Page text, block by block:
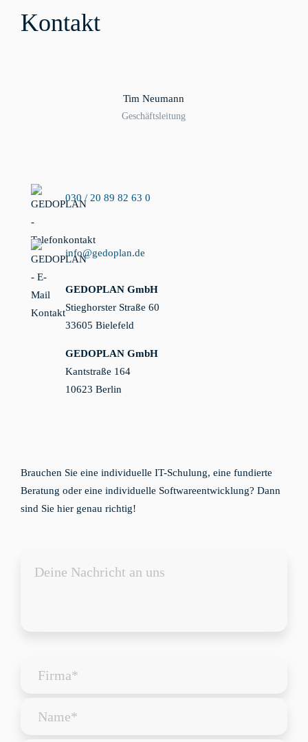
Kontakt
Tim Neumann
Geschäftsleitung
030 / 20 89 82 63 0
info@gedoplan.de
GEDOPLAN GmbH
Stieghorster Straße 60
33605 Bielefeld
GEDOPLAN GmbH
Kantstraße 164
10623 Berlin
Brauchen Sie eine individuelle IT-Schulung, eine fundierte
Beratung oder eine individuelle Softwareentwicklung? Dann
sind Sie hier genau richtig!